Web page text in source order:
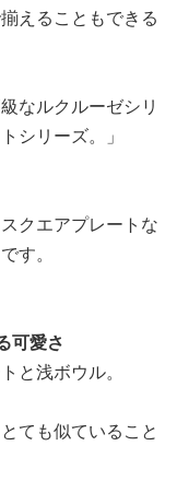
えることもできる
なルクルーゼシリ
シリーズ。」
クエアプレートな
す。
可愛さ
と浅ボウル。
ても似ていること